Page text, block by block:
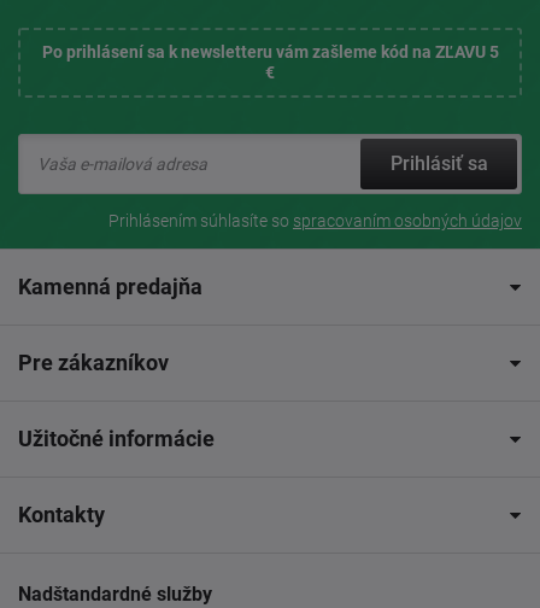
Po prihlásení sa k newsletteru vám zašleme kód na ZĽAVU 5
€
Prihlásiť sa
Prihlásením súhlasíte so spracovaním osobných údajov
Kamenná predajňa
Pre zákazníkov
Užitočné informácie
Kontakty
Nadštandardné služby